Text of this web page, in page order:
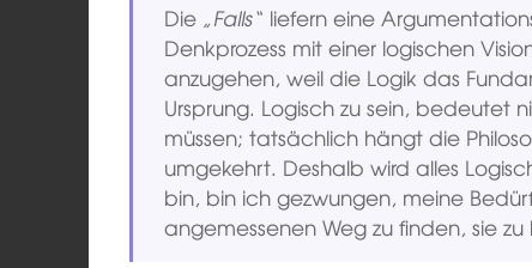
Die „Falls“ liefern eine
Denkprozess mit einer logischen
anzugehen, weil die Logik das
Ursprung. Logisch zu sein, bedeutet
müssen; tatsächlich hängt die
umgekehrt. Deshalb wird alles
bin, bin ich gezwungen, meine
angemessenen Weg zu finden, sie